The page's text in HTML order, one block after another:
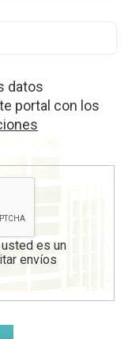
datos
portal con los
es un
envíos